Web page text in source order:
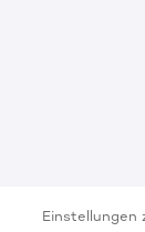
Einstellungen